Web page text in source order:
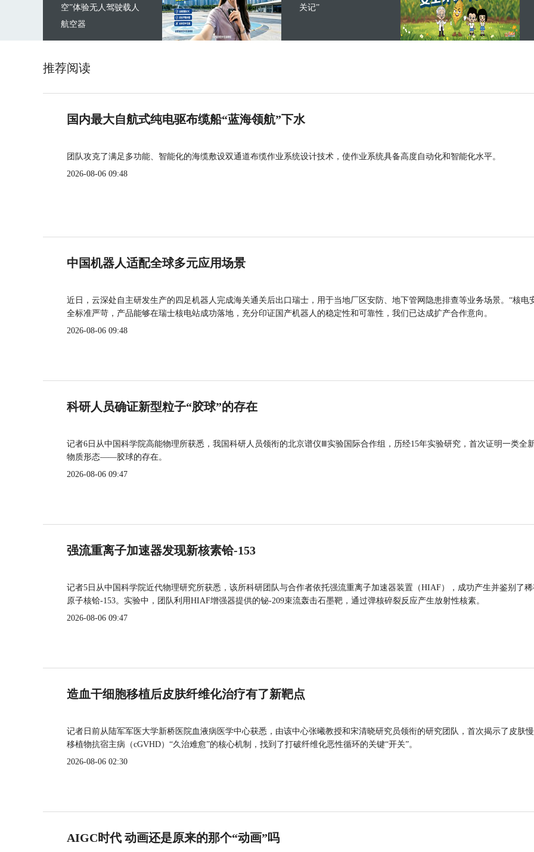
空”体验无人驾驶载人
航空器
关记”
推荐阅读
国内最大自航式纯电驱布缆船“蓝海领航”下水
团队攻克了满足多功能、智能化的海缆敷设双通道布缆作业系统设计技术，使作业系统具备高度自动化和智能化水平。
2026-08-06 09:48
中国机器人适配全球多元应用场景
近日，云深处自主研发生产的四足机器人完成海关通关后出口瑞士，用于当地厂区安防、地下管网隐患排查等业务场景。“核电
全标准严苛，产品能够在瑞士核电站成功落地，充分印证国产机器人的稳定性和可靠性，我们已达成扩产合作意向。
2026-08-06 09:48
科研人员确证新型粒子“胶球”的存在
记者6日从中国科学院高能物理所获悉，我国科研人员领衔的北京谱仪Ⅲ实验国际合作组，历经15年实验研究，首次证明一类全
物质形态——胶球的存在。
2026-08-06 09:47
强流重离子加速器发现新核素铪-153
记者5日从中国科学院近代物理研究所获悉，该所科研团队与合作者依托强流重离子加速器装置（HIAF），成功产生并鉴别了
原子核铪-153。实验中，团队利用HIAF增强器提供的铋-209束流轰击石墨靶，通过弹核碎裂反应产生放射性核素。
2026-08-06 09:47
造血干细胞移植后皮肤纤维化治疗有了新靶点
记者日前从陆军军医大学新桥医院血液病医学中心获悉，由该中心张曦教授和宋清晓研究员领衔的研究团队，首次揭示了皮肤
移植物抗宿主病（cGVHD）“久治难愈”的核心机制，找到了打破纤维化恶性循环的关键“开关”。
2026-08-06 02:30
AIGC时代 动画还是原来的那个“动画”吗